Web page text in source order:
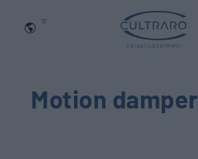
IT
APPLICAZIONI
Motion damper